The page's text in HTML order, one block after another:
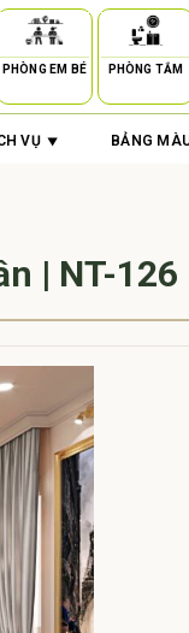
PHÒNG EM BÉ PHÒNG TẮM
VỤ BẢNG
| NT-126